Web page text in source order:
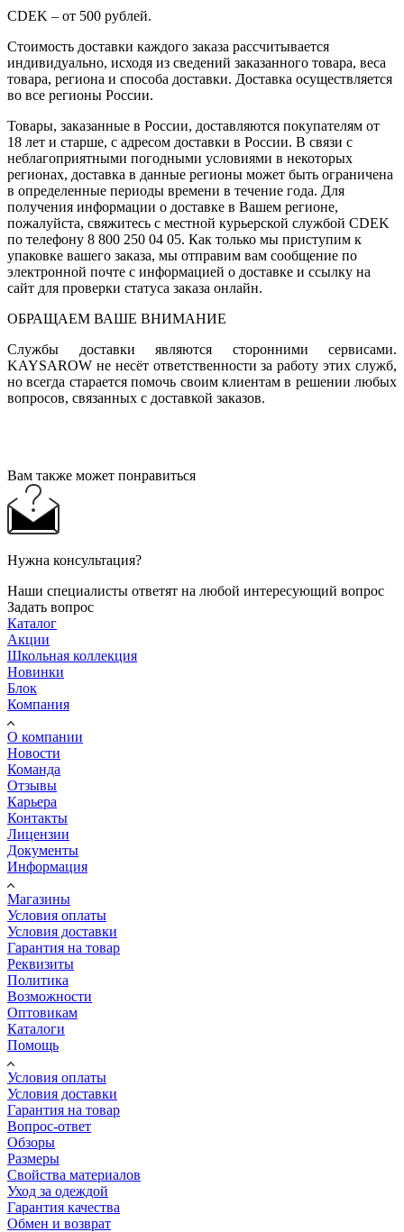
CDEK – от 500 рублей.
Стоимость доставки каждого заказа рассчитывается
индивидуально, исходя из сведений заказанного товара, веса
товара, региона и способа доставки. Доставка осуществляется
во все регионы России.
Товары, заказанные в России, доставляются покупателям от
18 лет и старше, с адресом доставки в России. В связи с
неблагоприятными погодными условиями в некоторых
регионах, доставка в данные регионы может быть ограничена
в определенные периоды времени в течение года. Для
получения информации о доставке в Вашем регионе,
пожалуйста, свяжитесь с местной курьерской службой CDEK
по телефону 8 800 250 04 05. Как только мы приступим к
упаковке вашего заказа, мы отправим вам сообщение по
электронной почте с информацией о доставке и ссылку на
сайт для проверки статуса заказа онлайн.
ОБРАЩАЕМ ВАШЕ ВНИМАНИЕ
Службы доставки являются сторонними сервисами.
KAYSAROW не несёт ответственности за работу этих служб,
но всегда старается помочь своим клиентам в решении любых
вопросов, связанных с доставкой заказов.
Вам также может понравиться
Нужна консультация?
Наши специалисты ответят на любой интересующий вопрос
Задать вопрос
Каталог
Акции
Школьная коллекция
Новинки
Блок
Компания
О компании
Новости
Команда
Отзывы
Карьера
Контакты
Лицензии
Документы
Информация
Магазины
Условия оплаты
Условия доставки
Гарантия на товар
Реквизиты
Политика
Возможности
Оптовикам
Каталоги
Помощь
Условия оплаты
Условия доставки
Гарантия на товар
Вопрос-ответ
Обзоры
Размеры
Свойства материалов
Уход за одеждой
Гарантия качества
Обмен и возврат